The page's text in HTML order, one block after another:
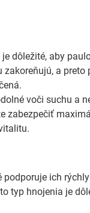
dôležité, aby
a
voči suchu a
zabezpečiť
ich
typ hnojenia je